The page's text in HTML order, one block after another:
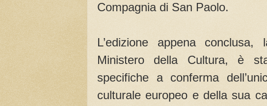
Compagnia di San Paolo.
L’edizione appena
Ministero della Cultura, è
specifiche a conferma
culturale europeo e della sua